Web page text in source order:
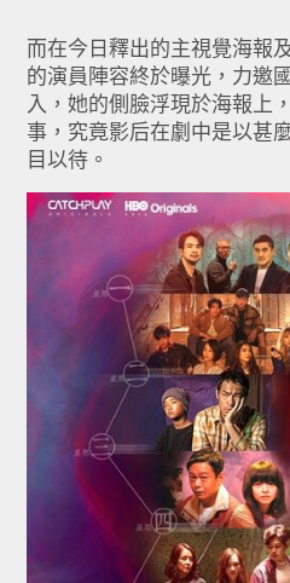
而在今日釋出的主視覺海報
的演員陣容終於曝光，力邀
入，她的側臉浮現於海報上
事，究竟影后在劇中是以甚
目以待。